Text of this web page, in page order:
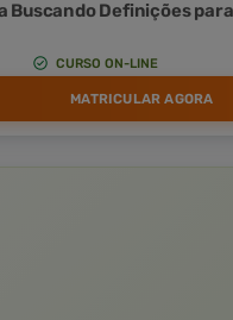
Buscando Definições
CURSO ON-LINE
MATRICULAR AGORA